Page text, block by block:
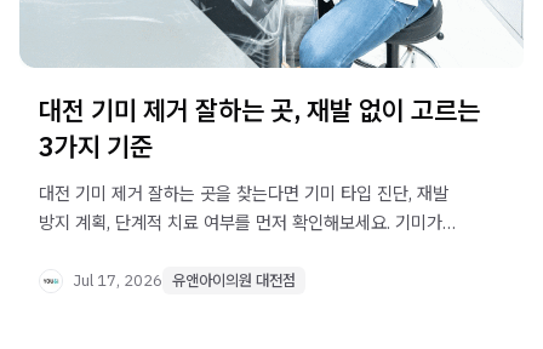
대전 기미 제거 잘하는 곳, 재발 없이 고르는
3가지 기준
대전 기미 제거 잘하는 곳을 찾는다면 기미 타입 진단, 재발
방지 계획, 단계적 치료 여부를 먼저 확인해보세요. 기미가
Jul 17, 2026 유앤아이의원 대전점